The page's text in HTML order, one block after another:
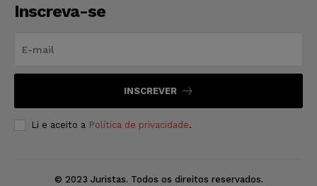
Inscreva-se
INSCREVER
Li e aceito a Política de privacidade.
© 2023 Juristas. Todos os direitos reservados.